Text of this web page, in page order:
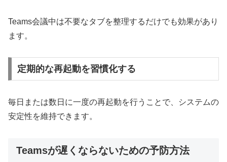
Teams会議中は不要なタブを整理するだけでも効果があり
ます。
定期的な再起動を習慣化する
毎日または数日に一度の再起動を行うことで、システムの
安定性を維持できます。
Teamsが遅くならないための予防方法